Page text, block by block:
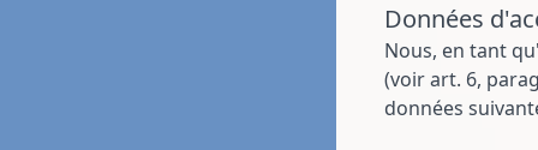
Données
Nous, en tant
(voir art. 6,
données